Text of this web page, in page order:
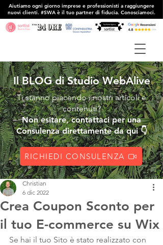
Aiutiamo ogni giorno imprese e professionisti a raggiungere
nuovi clienti. #SWA è il tuo partner di fiducia. Conosciamoci.
Il BLOG di Studio WebAlive
Ti stanno piacendo i nostri articoli e
contenuti?
Non esitare, contattaci per una
Consulenza direttamente da qui 👇
RICHIEDI CONSULENZA
Crea Coupon Sconto per
il tuo E-commerce su Wix
Christian
6 dic 2022
Se hai il tuo Sito è stato realizzato con